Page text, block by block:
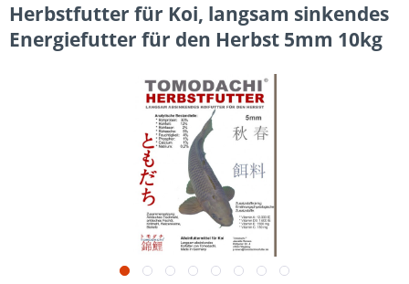
Herbstfutter für Koi, langsam sinkendes
Energiefutter für den Herbst 5mm 10kg